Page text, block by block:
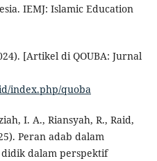
IEMJ: Islamic Education
[Artikel di QOUBA: Jurnal
index.php/quoba
I. A., Riansyah, R., Raid,
Peran adab dalam
dalam perspektif